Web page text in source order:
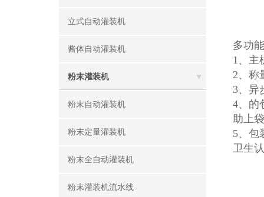
立式自动灌装机
酱体自动灌装机
粉末灌装机
粉末自动灌装机
粉末定量灌装机
粉末全自动灌装机
粉末灌装机流水线
多功
1、主
2、称
3、异
4、的
助上
5、包
卫生